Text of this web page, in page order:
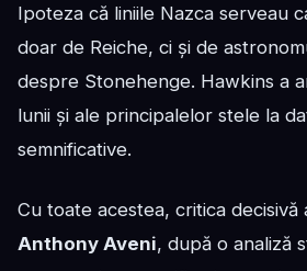
Ipoteza că liniile Nazca serveau
doar de Reiche, ci și de
despre Stonehenge. Hawkins a
lunii și ale principalelor stele la
semnificative.
Cu toate acestea, critica
Anthony Aveni, după o analiză